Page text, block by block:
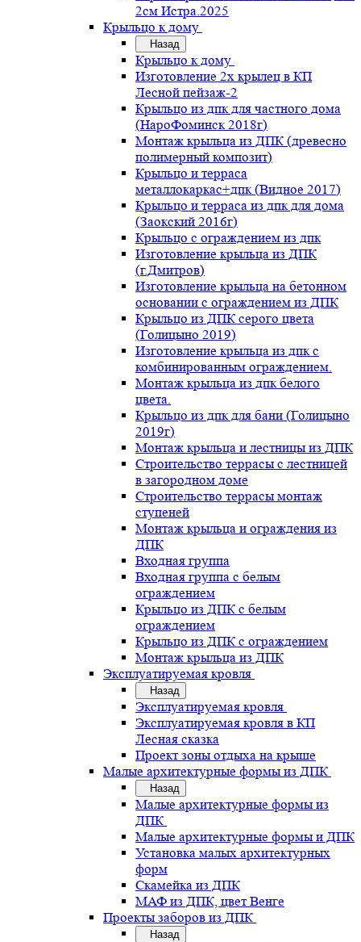
2см Истра.2025
Крыльцо к дому
Назад
Крыльцо к дому
Изготовление 2х крылец в КП
Лесной пейзаж-2
Крыльцо из дпк для частного дома
(НароФоминск 2018г)
Монтаж крыльца из ДПК (древесно
полимерный композит)
Крыльцо и терраса
металлокаркас+дпк (Видное 2017)
Крыльцо и терраса из дпк для дома
(Заокский 2016г)
Крыльцо с ограждением из дпк
Изготовление крыльца из ДПК
(г.Дмитров)
Изготовление крыльца на бетонном
основании с ограждением из ДПК
Крыльцо из ДПК серого цвета
(Голицыно 2019)
Изготовление крыльца из дпк с
комбинированным ограждением.
Монтаж крыльца из дпк белого
цвета.
Крыльцо из дпк для бани (Голицыно
2019г)
Монтаж крыльца и лестницы из ДПК
Строительство террасы с лестницей
в загородном доме
Строительство террасы монтаж
ступеней
Монтаж крыльца и ограждения из
ДПК
Входная группа
Входная группа с белым
ограждением
Крыльцо из ДПК с белым
ограждением
Крыльцо из ДПК с ограждением
Монтаж крыльца из ДПК
Эксплуатируемая кровля
Назад
Эксплуатируемая кровля
Эксплуатируемая кровля в КП
Лесная сказка
Проект зоны отдыха на крыше
Малые архитектурные формы из ДПК
Назад
Малые архитектурные формы из
ДПК
Малые архитектурные формы и ДПК
Установка малых архитектурных
форм
Скамейка из ДПК
МАФ из ДПК, цвет Венге
Проекты заборов из ДПК
Назад